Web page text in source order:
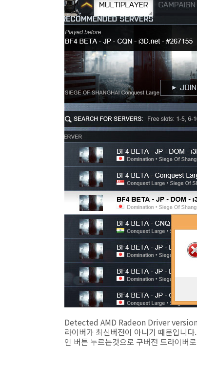
Detected AMD Radeon Driver
라이버가 최신버전이 아니기 때문입니
인 버튼 누르는것으로 구버전 드라이버